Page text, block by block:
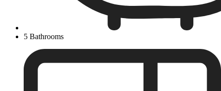
5 Bathrooms